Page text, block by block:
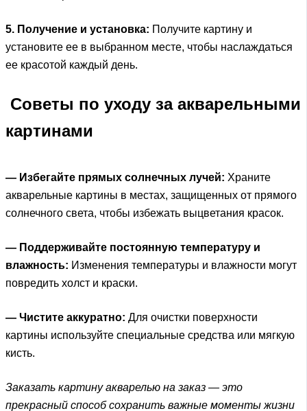
5. Получение и установка: Получите картину и
установите ее в выбранном месте, чтобы наслаждаться
ее красотой каждый день.
Советы по уходу за акварельными
картинами
— Избегайте прямых солнечных лучей: Храните
акварельные картины в местах, защищенных от прямого
солнечного света, чтобы избежать выцветания красок.
— Поддерживайте постоянную температуру и
влажность: Изменения температуры и влажности могут
повредить холст и краски.
— Чистите аккуратно: Для очистки поверхности
картины используйте специальные средства или мягкую
кисть.
Заказать картину акварелью на заказ — это
прекрасный способ сохранить важные моменты жизни